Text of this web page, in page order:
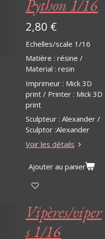
Python 1/16
2,80 €
Echelles/scale 1/16
Matière : résine /
Material : resin
Imprimeur : Mick 3D
print / Printer : Mick 3D
print
Sculpteur : Alexander /
Sculptor :Alexander
Voir les détails
Ajouter au panier
Vipères/viper
s 1/16